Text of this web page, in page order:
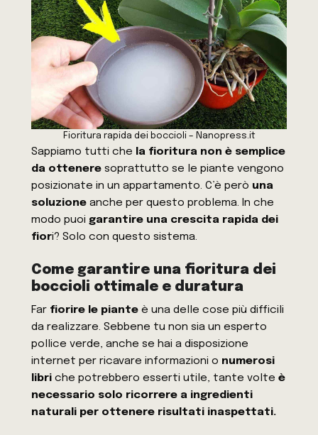
Fioritura rapida dei boccioli – Nanopress.it
Sappiamo tutti che la fioritura non è semplice
da ottenere soprattutto se le piante vengono
posizionate in un appartamento. C’è però una
soluzione anche per questo problema. In che
modo puoi garantire una crescita rapida dei
fiori? Solo con questo sistema.
Come garantire una fioritura dei
boccioli ottimale e duratura
Far fiorire le piante è una delle cose più difficili
da realizzare. Sebbene tu non sia un esperto
pollice verde, anche se hai a disposizione
internet per ricavare informazioni o numerosi
libri che potrebbero esserti utile, tante volte è
necessario solo ricorrere a ingredienti
naturali per ottenere risultati inaspettati.